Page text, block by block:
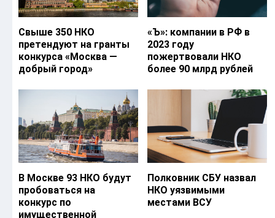
Свыше 350 НКО
претендуют на гранты
конкурса «Москва —
добрый город»
«Ъ‎»: компании в РФ в
2023 году
пожертвовали НКО
более 90 млрд рублей
В Москве 93 НКО будут
пробоваться на
конкурс по
имущественной
Полковник СБУ назвал
НКО уязвимыми
местами ВСУ